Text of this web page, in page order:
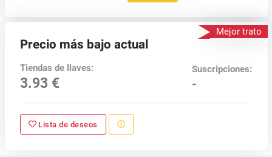
Mejor trato
Precio más bajo actual
Tiendas de llaves:
3.93 €
Suscripciones:
-
Lista de deseos